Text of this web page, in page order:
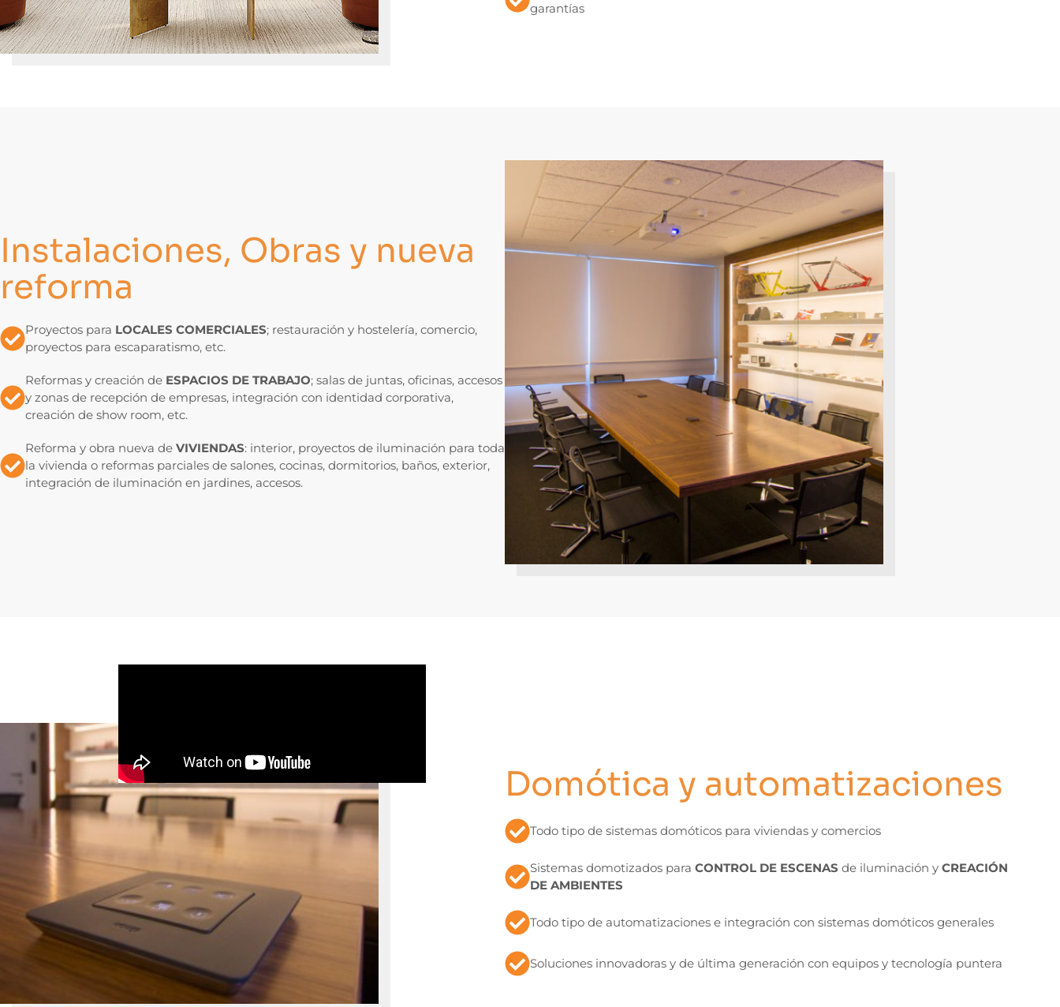
garantías
Instalaciones, Obras y nueva
reforma
Proyectos para LOCALES COMERCIALES; restauración y hostelería, comercio,
proyectos para escaparatismo, etc.
Reformas y creación de ESPACIOS DE TRABAJO; salas de juntas, oficinas, accesos
y zonas de recepción de empresas, integración con identidad corporativa,
creación de show room, etc.
Reforma y obra nueva de VIVIENDAS: interior, proyectos de iluminación para toda
la vivienda o reformas parciales de salones, cocinas, dormitorios, baños, exterior,
integración de iluminación en jardines, accesos.
Domótica y automatizaciones
Todo tipo de sistemas domóticos para viviendas y comercios
Sistemas domotizados para CONTROL DE ESCENAS de iluminación y CREACIÓN
DE AMBIENTES
Todo tipo de automatizaciones e integración con sistemas domóticos generales
Soluciones innovadoras y de última generación con equipos y tecnología puntera